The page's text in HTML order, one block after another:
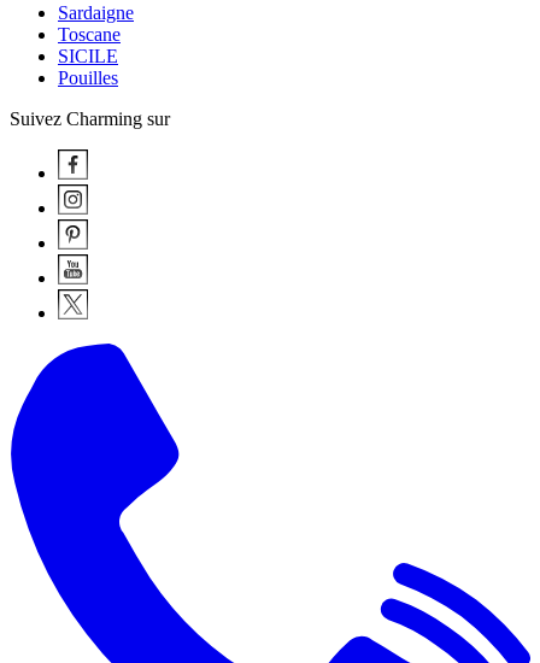
Sardaigne
Toscane
SICILE
Pouilles
Suivez Charming sur